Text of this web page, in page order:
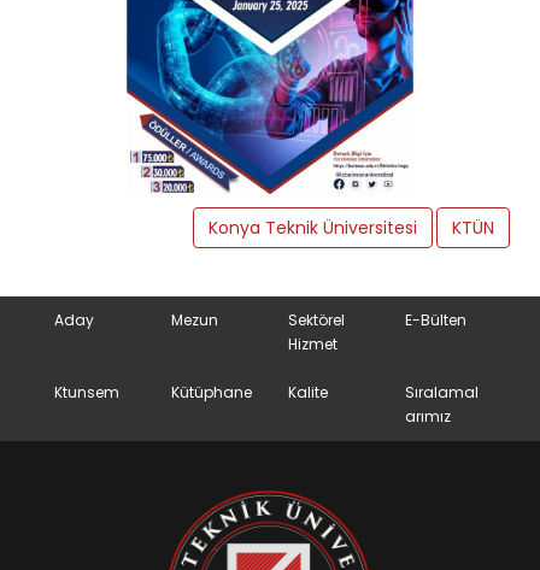
Konya Teknik Üniversitesi KTÜN
Aday Mezun
Sektörel
Hizmet
E-Bülten
Ktunsem Kütüphane Kalite
Sıralamal
arımız